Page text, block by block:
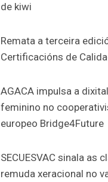
de kiwi
Remata a terceira
Certificacións de
AGACA impulsa a
feminino no
europeo Bridge4Future
SECUESVAC sinala as
remuda xeracional no